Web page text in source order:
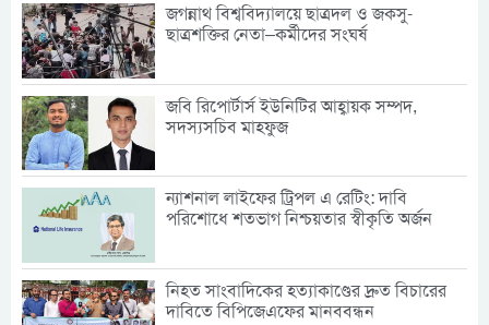
জগন্নাথ বিশ্ববিদ্যালয়ে ছাত্রদল ও জকসু-
ছাত্রশক্তির নেতা–কর্মীদের সংঘর্ষ
জবি রিপোর্টার্স ইউনিটির আহ্বায়ক সম্পদ,
সদস্যসচিব মাহফুজ
ন্যাশনাল লাইফের ট্রিপল এ রেটিং: দাবি
পরিশোধে শতভাগ নিশ্চয়তার স্বীকৃতি অর্জন
নিহত সাংবাদিকের হত্যাকাণ্ডের দ্রুত বিচারের
দাবিতে বিপিজেএফের মানববন্ধন